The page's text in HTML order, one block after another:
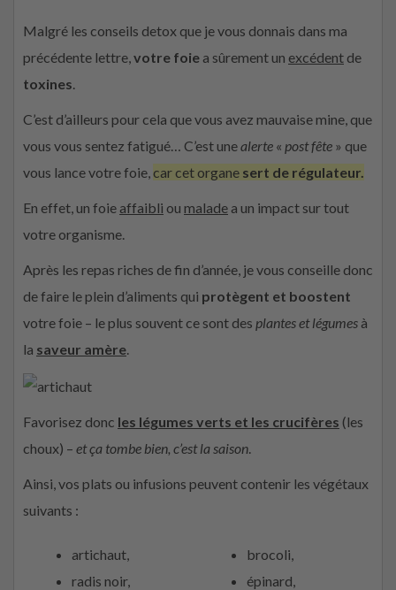
Malgré les conseils detox que je vous donnais dans ma
précédente lettre,votre foie a sûrement un excédent de
toxines.
C’est d’ailleurs pour cela que vous avez mauvaise mine, que
vous vous sentez fatigué… C’est unealerte « post fête » que
vous lance votre foie, car cet organe sert de régulateur.
En effet, un foie affaibli ou malade a un impact sur tout
votre organisme.
Après les repas riches de fin d’année, je vous conseille donc
de faire le plein d’aliments qui protègent et boostent
votre foie – le plus souvent ce sont des plantes et légumes à
la saveur amère.
Favorisez donc les légumes verts et les crucifères (les
choux) – et ça tombe bien, c’est la saison.
Ainsi, vos plats ou infusions peuvent contenir les végétaux
suivants :
artichaut,
radis noir,
brocoli,
épinard,